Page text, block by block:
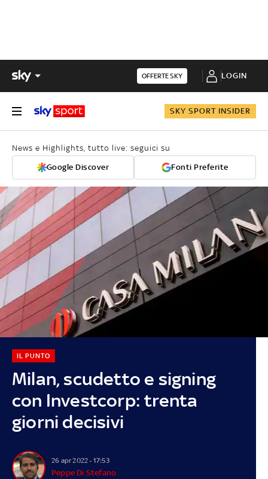
OFFERTE SKY LOGIN
SKY SPORT INSIDER
News e Highlights, tutto live: seguici su
Google Discover Fonti Preferite
Milan, scudetto e signing
con Investcorp: trenta
giorni decisivi
IL PUNTO
26 apr 2022 - 17:53
Peppe Di Stefano